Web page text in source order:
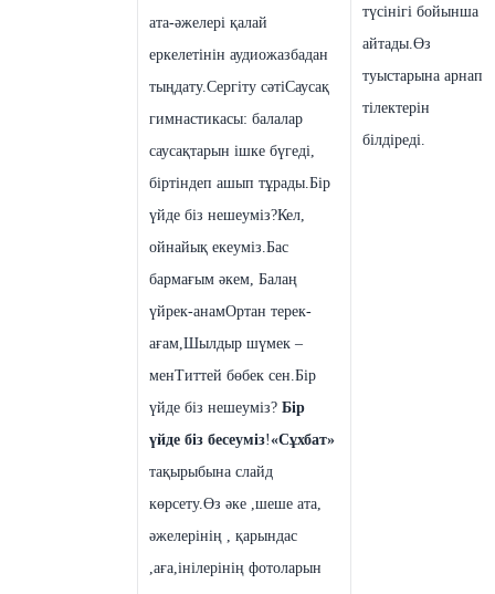
ата-әжелері қалай
еркелетінін аудиожазбадан
тыңдату. Сергіту сәтіСаусақ
гимнастикасы: балалар
саусақтарын ішке бүгеді,
біртіндеп ашып тұрады. Бір
үйде біз нешеуміз?Кел,
ойнайық екеуміз. Бас
бармағым әкем, Балаң
үйрек-анамОртан терек-
ағам, Шылдыр шүмек –
менТиттей бөбек сен. Бір
үйде біз нешеуміз? Бір
үйде біз бесеуміз!«Сұхбат»
тақырыбына слайд
көрсету. Өз әке ,шеше ата,
әжелерінің , қарындас
,аға,інілерінің фотоларын
түсінігі бойынша
айтады. Өз
туыстарына арнап
тілектерін
білдіреді.